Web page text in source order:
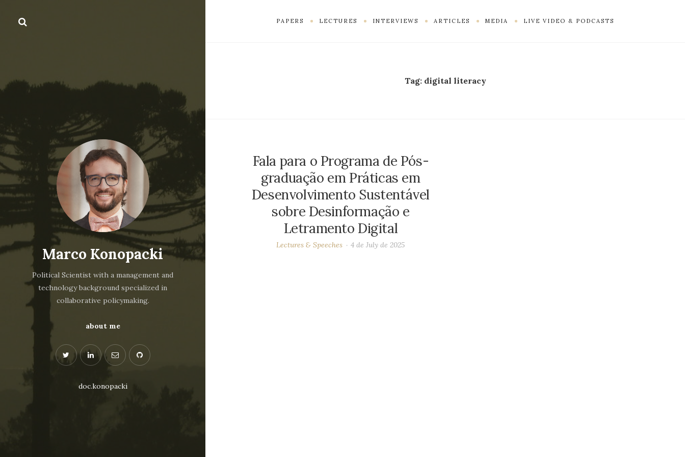
Marco Konopacki
Political Scientist with a management and
technology background specialized in
collaborative policymaking.
about me
doc.konopacki
PAPERS LECTURES INTERVIEWS ARTICLES MEDIA LIVE VIDEO & PODCASTS
Tag: digital literacy
Fala para o Programa de Pós-
graduação em Práticas em
Desenvolvimento Sustentável
sobre Desinformação e
Letramento Digital
Lectures & Speeches 4 de July de 2025